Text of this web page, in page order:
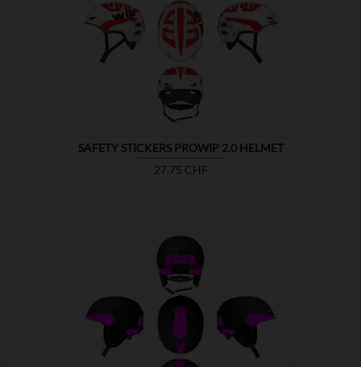
SAFETY STICKERS PROWIP 2.0 HELMET
Preis
27,75 CHF
ZEIGEN 
ZEIGEN 